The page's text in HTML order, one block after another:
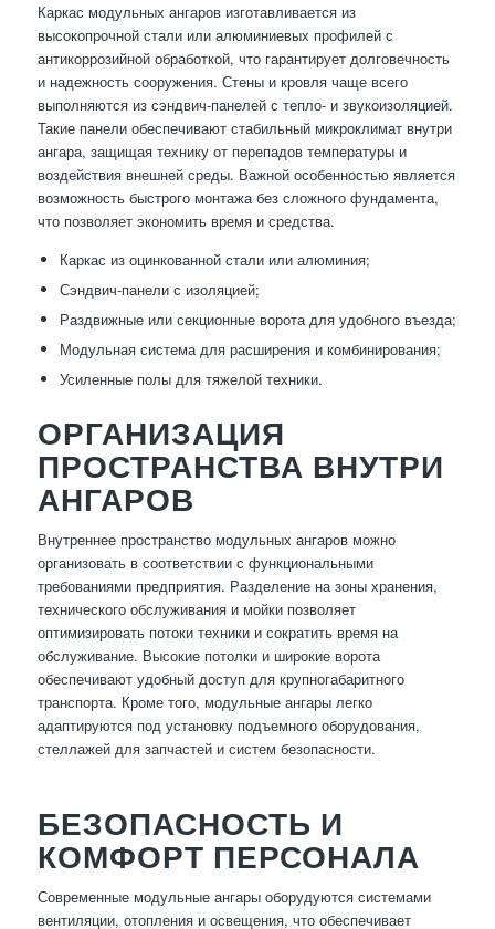
Каркас модульных ангаров изготавливается из
высокопрочной стали или алюминиевых профилей с
антикоррозийной обработкой, что гарантирует долговечность
и надежность сооружения. Стены и кровля чаще всего
выполняются из сэндвич-панелей с тепло- и звукоизоляцией.
Такие панели обеспечивают стабильный микроклимат внутри
ангара, защищая технику от перепадов температуры и
воздействия внешней среды. Важной особенностью является
возможность быстрого монтажа без сложного фундамента,
что позволяет экономить время и средства.
Каркас из оцинкованной стали или алюминия;
Сэндвич-панели с изоляцией;
Раздвижные или секционные ворота для удобного въезда;
Модульная система для расширения и комбинирования;
Усиленные полы для тяжелой техники.
ОРГАНИЗАЦИЯ
ПРОСТРАНСТВА ВНУТРИ
АНГАРОВ
Внутреннее пространство модульных ангаров можно
организовать в соответствии с функциональными
требованиями предприятия. Разделение на зоны хранения,
технического обслуживания и мойки позволяет
оптимизировать потоки техники и сократить время на
обслуживание. Высокие потолки и широкие ворота
обеспечивают удобный доступ для крупногабаритного
транспорта. Кроме того, модульные ангары легко
адаптируются под установку подъемного оборудования,
стеллажей для запчастей и систем безопасности.
БЕЗОПАСНОСТЬ И
КОМФОРТ ПЕРСОНАЛА
Современные модульные ангары оборудуются системами
вентиляции, отопления и освещения, что обеспечивает